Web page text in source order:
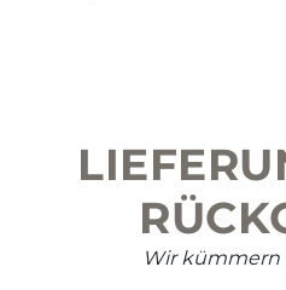
Wir kümmern